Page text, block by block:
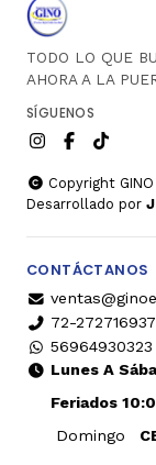
TODO LO QUE
AHORA A LA
SÍGUENOS
Copyright
Desarrollado por
CONTÁCTANOS
72-272716937
56964930323
Lunes A
Feriados
Domingo